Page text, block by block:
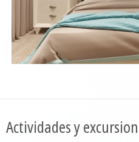
Actividades y